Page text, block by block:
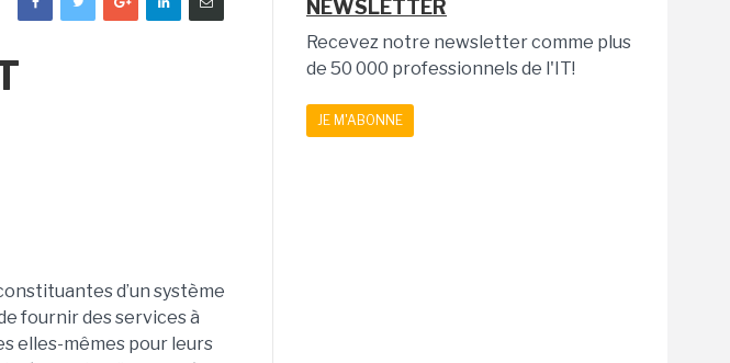
d’un système
fournir des services à
elles-mêmes pour leurs
NEWSLETTER
Recevez notre newsletter comme plus
de 50 000 professionnels de l'IT!
JE M'ABONNE